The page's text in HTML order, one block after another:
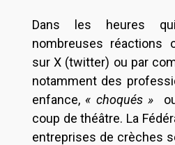
Dans les heures
nombreuses réactions
sur X (twitter) ou par
notamment des
enfance,« choqués »
coup de théâtre. La
entreprises de crèches